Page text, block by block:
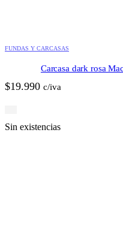
FUNDAS Y CARCASAS
Carcasa dark rosa
$19.990 c/iva
Sin existencias